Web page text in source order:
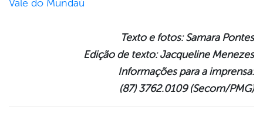
Texto e fotos: Samara Pontes
Edição de texto: Jacqueline Menezes
Informações para a imprensa:
(87) 3762.0109 (Secom/PMG)